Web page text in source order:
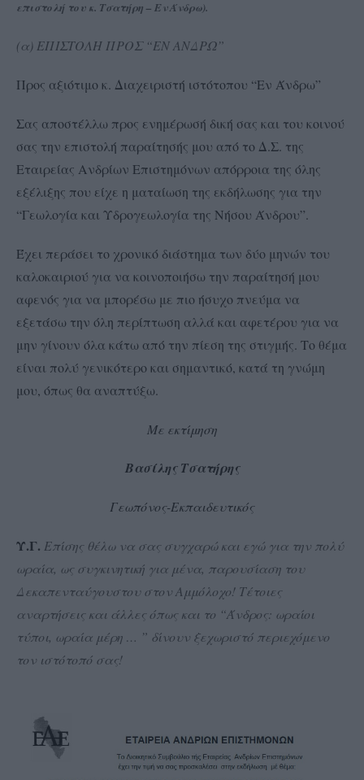
επιστολή του κ. Τσατήρη – Εν Άνδρω).
(α) ΕΠΙΣΤΟΛΗ ΠΡΟΣ “ΕΝ ΑΝΔΡΩ”
Προς αξιότιμο κ. Διαχειριστή ιστότοπου “Εν Άνδρω”
Σας αποστέλλω προς ενημέρωσή δική σας και του κοινού
σας την επιστολή παραίτησής μου από το Δ.Σ. της
Εταιρείας Ανδρίων Επιστημόνων απόρροια της όλης
εξέλιξης που είχε η ματαίωση της εκδήλωσης για την
“Γεωλογία και Υδρογεωλογία της Νήσου Άνδρου”.
Έχει περάσει το χρονικό διάστημα των δύο μηνών του
καλοκαιριού για να κοινοποιήσω την παραίτησή μου
αφενός για να μπορέσω με πιο ήσυχο πνεύμα να
εξετάσω την όλη περίπτωση αλλά και αφετέρου για να
μην γίνουν όλα κάτω από την πίεση της στιγμής. Το θέμα
είναι πολύ γενικότερο και σημαντικό, κατά τη γνώμη
μου, όπως θα αναπτύξω.
Με εκτίμηση
Βασίλης Τσατήρης
Γεωπόνος-Εκπαιδευτικός
Υ.Γ. Επίσης θέλω να σας συγχαρώ και εγώ για την πολύ
ωραία, ως συγκινητική για μένα, παρουσίαση του
Δεκαπενταύγουστου στον Αμμόλοχο! Τέτοιες
αναρτήσεις και άλλες όπως και το “Άνδρος: ωραίοι
τύποι, ωραία μέρη … ” δίνουν ξεχωριστό περιεχόμενο
τον ιστότοπό σας!